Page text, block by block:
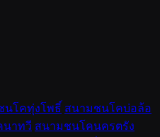
นโคทุ่งโพธิ์ สนามชนโคบ่อล้อ
นาทวี สนามชนโคนครตรัง